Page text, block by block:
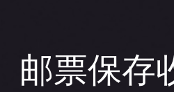
邮票保存